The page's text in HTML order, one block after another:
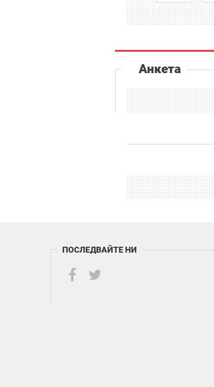
Анкета
ПОСЛЕДВАЙТЕ НИ